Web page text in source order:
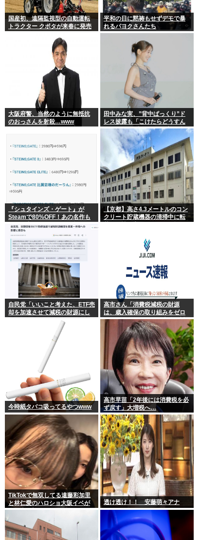
国産初、遠隔監視型の自動運転
トラクター クボタが来春に発売
平和の日に黙祷もせずデモで暴
れるパヨクさんたち
大阪府警、当然のように無抵抗
のおっさんを射殺…www
田中みな実、”背中ぱっくり”ド
レス披露も「こけたらどうすん
の？」10cm超ヒールに心配続
出…妊婦期間も”おしゃれ優
先”で問われた意識
『シュタインズ・ゲート』が
Steamで80%OFF！あの名作も
セール中！ケンモメン…急
げ…！
【京都】高さ4.3メートルのコン
クリート貯蔵機器の清掃中に転
自民党「いいこと考えた、ETF売
却を加速させて減税の財源にし
高市さん「消費税減税の財源
は、歳入確保の取り組みをゼロ
ベースで進めることで十分に対
応できる」サナ、有能
今時紙タバコ吸ってるやつwww
高市早苗「2年後には消費税を必
ず戻す」大増税へ…
TikTokで無双してる遠藤彩加里
と林仁愛のハロショ大阪イベが
全然売り切れないのは何故？ボ
透け透け！！ 安藤萌々アナ